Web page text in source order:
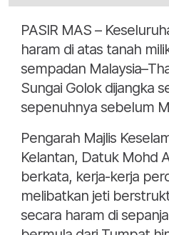
PASIR MAS –
haram di atas tanah
sempadan
Sungai Golok dijangka
sepenuhnya sebelum
Pengarah Majlis
Kelantan, Datuk Mohd
berkata, kerja-kerja
melibatkan jeti
secara haram di